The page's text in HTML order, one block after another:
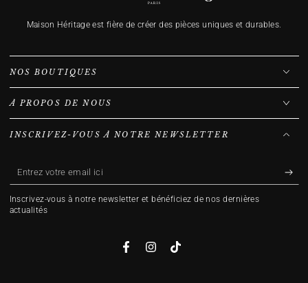
Maison Héritage est fière de créer des pièces uniques et durables.
NOS BOUTIQUES
À PROPOS DE NOUS
INSCRIVEZ-VOUS À NOTRE NEWSLETTER
Entrez
votre
email
Inscrivez-vous à notre newsletter et bénéficiez de nos dernières
actualités
FacebookInstagramTikTok